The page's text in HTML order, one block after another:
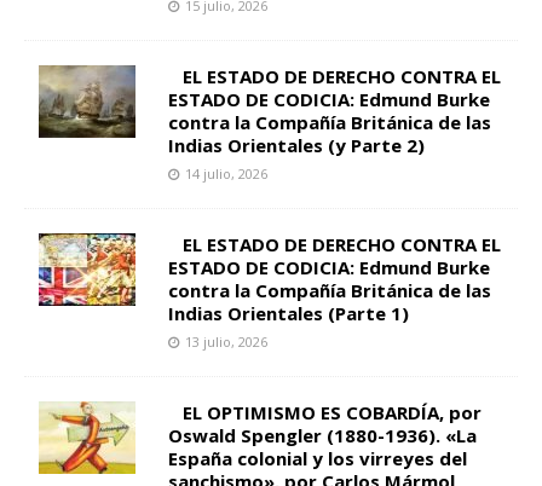
15 julio, 2026
EL ESTADO DE DERECHO CONTRA EL
ESTADO DE CODICIA: Edmund Burke
contra la Compañía Británica de las
Indias Orientales (y Parte 2)
14 julio, 2026
EL ESTADO DE DERECHO CONTRA EL
ESTADO DE CODICIA: Edmund Burke
contra la Compañía Británica de las
Indias Orientales (Parte 1)
13 julio, 2026
EL OPTIMISMO ES COBARDÍA, por
Oswald Spengler (1880-1936). «La
España colonial y los virreyes del